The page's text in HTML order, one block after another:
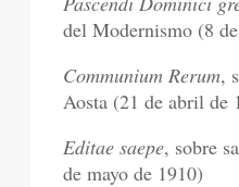
del Modernismo (8
Communium Rerum,
Aosta (21 de abril de
Editae saepe, sobre
de mayo de 1910)